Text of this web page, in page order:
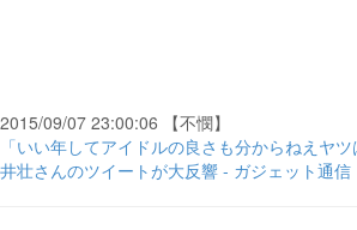
2015/09/07 23:00:06 【不憫】
「いい年してアイドルの良さも分からねえヤ
井壮さんのツイートが大反響 - ガジェット通信